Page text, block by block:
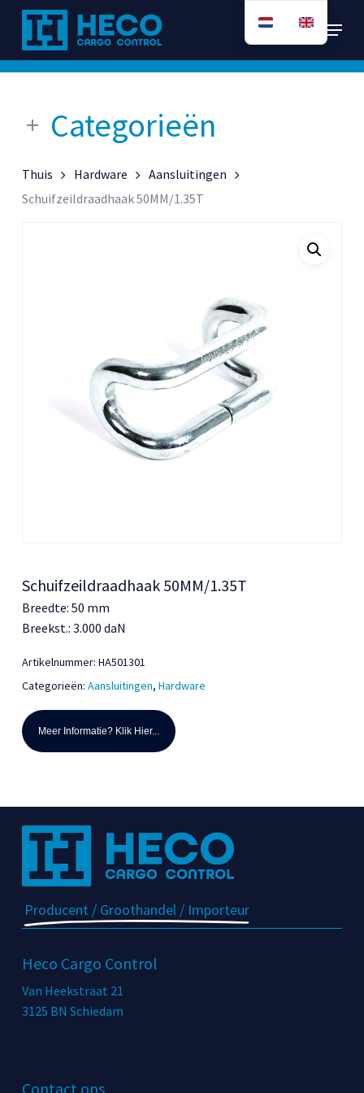
naar
de
Menu
Categorieën
Thuis Hardware
Aansluitingen
Schuifzeildraadhaak 50MM/1.35T
Schuifzeildraadhaak 50MM/1.35T
Breedte: 50 mm
Breekst.: 3.000 daN
Artikelnummer: HA501301
Categorieën: Aansluitingen, Hardware
Meer Informatie? Klik Hier...
Producent / Groothandel / Importeur
Heco Cargo Control
Van Heekstraat 21
3125 BN Schiedam
Contact ons